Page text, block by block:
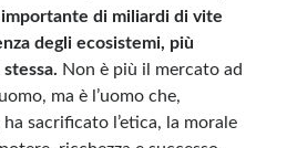
di miliardi di vite
degli ecosistemi, più
Non è più il mercato ad
ma è l’uomo che,
sacrificato l’etica, la morale